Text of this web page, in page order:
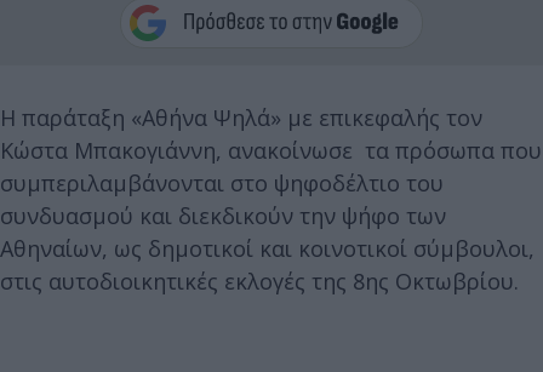
Η παράταξη «Αθήνα Ψηλά» με επικεφαλής τον
Κώστα Μπακογιάννη, ανακοίνωσε τα πρόσωπα που
συμπεριλαμβάνονται στο ψηφοδέλτιο του
συνδυασμού και διεκδικούν την ψήφο των
Αθηναίων, ως δημοτικοί και κοινοτικοί σύμβουλοι,
στις αυτοδιοικητικές εκλογές της 8ης Οκτωβρίου.